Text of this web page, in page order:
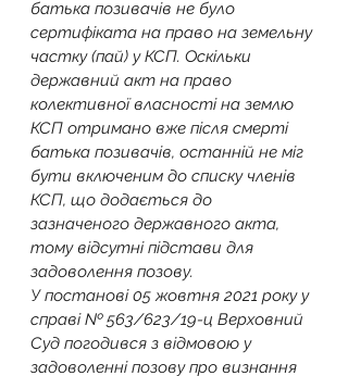
батька позивачів не було
сертифіката на право на земельну
частку (пай) у КСП. Оскільки
державний акт на право
колективної власності на землю
КСП отримано вже після смерті
батька позивачів, останній не міг
бути включеним до списку членів
КСП, що додається до
зазначеного державного акта,
тому відсутні підстави для
задоволення позову.
У постанові 05 жовтня 2021 року у
справі № 563/623/19-ц Верховний
Суд погодився з відмовою у
задоволенні позову про визнання